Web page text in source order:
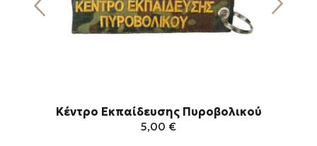
Κέντρο Εκπαίδευσης Πυροβολικού
5,00 €